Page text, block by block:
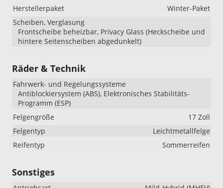
Herstellerpaket
Winter-Paket
Scheiben, Verglasung
Frontscheibe beheizbar, Privacy Glass (Heckscheibe und
hintere Seitenscheiben abgedunkelt)
Räder & Technik
Fahrwerk- und Regelungssysteme
Antiblockiersystem (ABS), Elektronisches Stabilitäts-
Programm (ESP)
Felgengröße
17 Zoll
Felgentyp
Leichtmetallfelge
Reifentyp
Sommerreifen
Sonstiges